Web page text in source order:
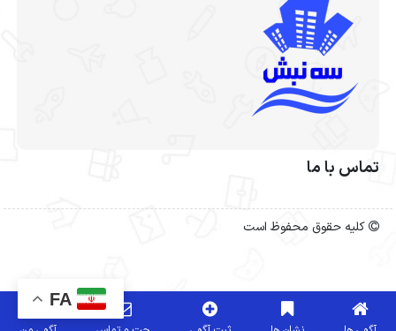
تماس با ما
کلیه حقوق محفوظ است
FA